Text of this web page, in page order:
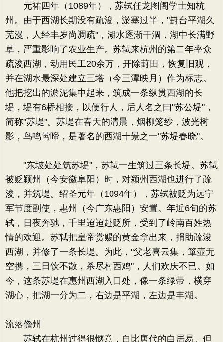
元祐四年（1089年），苏轼任龙图阁学士知杭
州。由于西湖长期没有疏浚，淤塞过半，"崶台平湖久
芜漫，人经丰岁尚凋疏"，湖水逐渐干涸，湖中长满野
草，严重影响了农业生产。苏轼来杭州的第二年率众
疏浚西湖，动用民工20余万，开除葑田，恢复旧观，
并在湖水最深处建立三塔（今三潭映月）作为标志。
他把挖出的淤泥集中起来，筑成一条纵贯西湖的长
堤，堤有6桥相接，以便行人，后人名之曰"苏公堤"，
简称"苏堤"。苏堤在春天的清晨，烟柳笼纱，波光树
影，鸟鸣莺啼，是著名的西湖十景之一"苏堤春晓"。
"东坡处处筑苏堤"，苏轼一生筑过三条长堤。苏轼
被贬颍州（今安徽阜阳）时，对颍州西湖也进行了疏
浚，并筑堤。绍圣元年（1094年），苏轼被贬为远宁
军节度副使，惠州（今广东惠阳）安置。年近6旬的苏
轼，日夜奔驰，千里迢迢赴贬所，受到了岭南百姓热
情的欢迎。苏轼把皇帝赏赐的黄金拿出来，捐助疏浚
西湖，并修了一条长堤。为此，"父老喜云集，箪壶无
空携，三日饮不散，杀尽村西鸡"，人们欢庆不已。如
今，这条苏堤在惠州西湖入口处，像一条绿带，横穿
湖心，把湖一分为二，右边是平湖，左边是丰湖。
流落儋州
苏轼在杭州过得很惬意，自比唐代的白居易。但